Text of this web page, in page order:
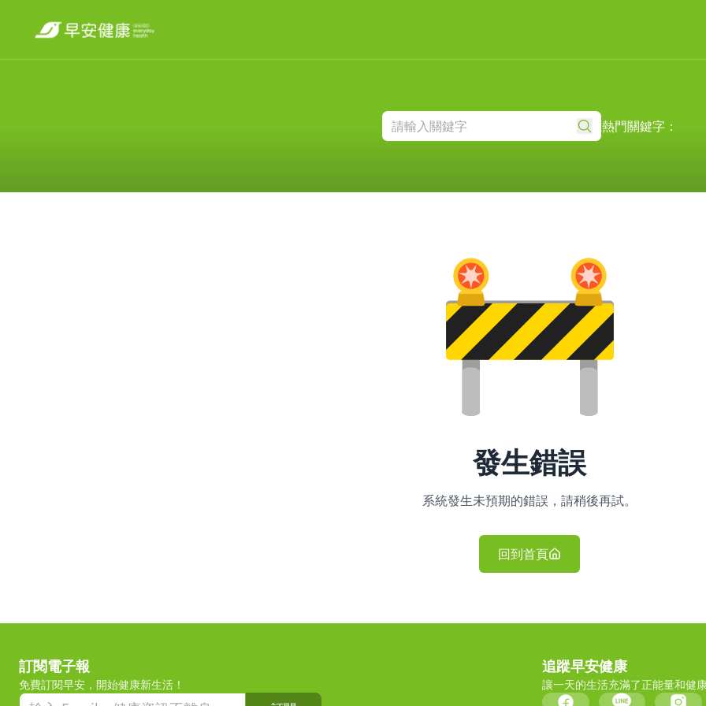
熱門關鍵字：
發生錯誤
系統發生未預期的錯誤，請稍後再試。
回到首頁
訂閱電子報
免費訂閱早安，開始健康新生活！
追蹤早安健康
讓一天的生活充滿了正能量和健